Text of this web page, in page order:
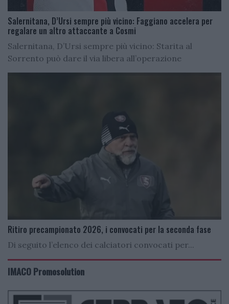
Salernitana, D’Ursi sempre più vicino: Faggiano accelera per
regalare un altro attaccante a Cosmi
Salernitana, D’Ursi sempre più vicino: Starita al
Sorrento può dare il via libera all’operazione
Ritiro precampionato 2026, i convocati per la seconda fase
Di seguito l’elenco dei calciatori convocati per...
IMACO Promosolution